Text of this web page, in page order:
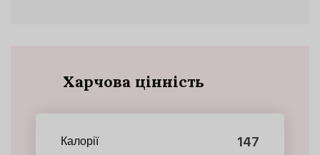
Харчова цінність
Калорії 147